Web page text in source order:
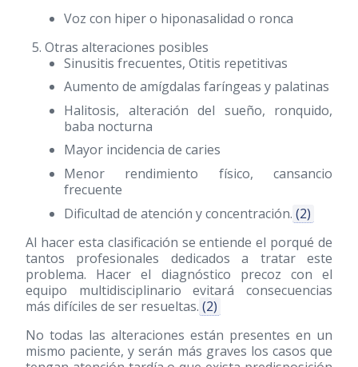
Voz con hiper o hiponasalidad o ronca
Otras alteraciones posibles
Sinusitis frecuentes, Otitis repetitivas
Aumento de amígdalas faríngeas y palatinas
Halitosis, alteración del sueño, ronquido,
baba nocturna
Mayor incidencia de caries
Menor rendimiento físico, cansancio
frecuente
Dificultad de atención y concentración. (2)
Al hacer esta clasificación se entiende el porqué de
tantos profesionales dedicados a tratar este
problema. Hacer el diagnóstico precoz con el
equipo multidisciplinario evitará consecuencias
más difíciles de ser resueltas. (2)
No todas las alteraciones están presentes en un
mismo paciente, y serán más graves los casos que